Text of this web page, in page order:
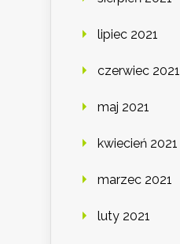
lipiec 2021
czerwiec 2021
maj 2021
kwiecień 2021
marzec 2021
luty 2021